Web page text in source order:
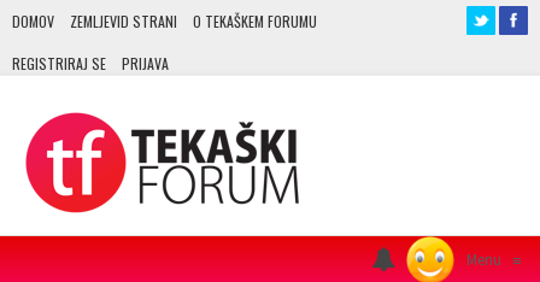
DOMOV ZEMLJEVID STRANI O TEKAŠKEM FORUMU
REGISTRIRAJ SE PRIJAVA
Menu ≡